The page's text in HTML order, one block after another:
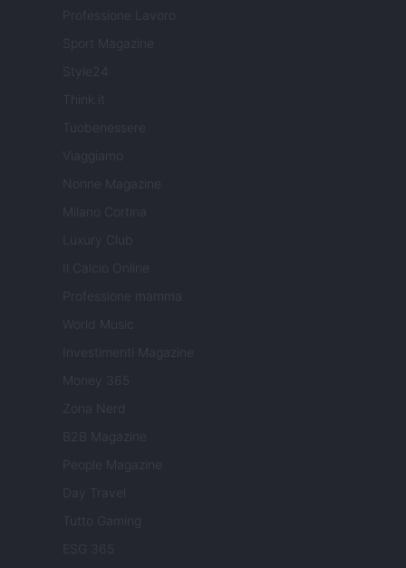
Professione Lavoro
Sport Magazine
Style24
Think.it
Tuobenessere
Viaggiamo
Nonne Magazine
Milano Cortina
Luxury Club
Il Calcio Online
Professione mamma
World Music
Investimenti Magazine
Money 365
Zona Nerd
B2B Magazine
People Magazine
Day Travel
Tutto Gaming
ESG 365